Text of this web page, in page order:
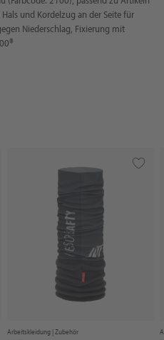
und Kordelzug an der Seite für
Niederschlag, Fixierung mit
Arbeitskleidung |Zubehör